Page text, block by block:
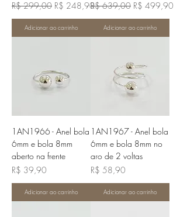
Preço normal
R$ 299,00 Preço promocional
R$ 248,90
Adicionar ao carrinho
Preço normal
R$ 639,00 Preço
R$ 499,90
Adicionar ao carrinho
1AN1966 - Anel bola
6mm e bola 8mm
aberto na frente
Preço
R$ 39,90
Adicionar ao carrinho
1AN1967 - Anel bola
6mm e bola 8mm no
aro de 2 voltas
Preço
R$ 58,90
Adicionar ao carrinho